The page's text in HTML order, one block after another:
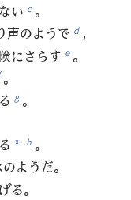
る
開
く）
い c 。
声のようで d ，
にさらす e 。
。
g 。
* h 。
ようだ。
る。